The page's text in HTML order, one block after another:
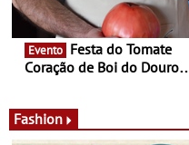
Evento
Coração de Boi do Douro -
Fashion